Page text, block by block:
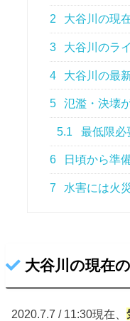
2 大谷川の現
3 大谷川のラ
4 大谷川の最
5 氾濫・決壊
5.1 最低限必
6 日頃から準
7 水害には火
大谷川の現在
2020.7.7 / 11:30現在、